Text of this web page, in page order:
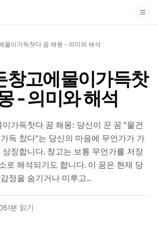
물이가득찻다 꿈 해몽 - 의미와 해석
창고에물이가득찻
- 의미와 해석
가득찻다 꿈 해몽: 당신이 꾼 꿈 "물건
득 찼다"는 당신의 마음에 무언가가 가
징합니다. 창고는 보통 무언가를 저장
로 해석되기도 합니다. 이 꿈은 현재 당
정을 숨기거나 미루고...
1분 읽기